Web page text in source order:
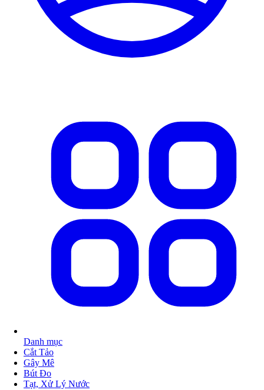
Danh mục
Cắt Tảo
Gây Mê
Bút Đo
Tạt, Xử Lý Nước